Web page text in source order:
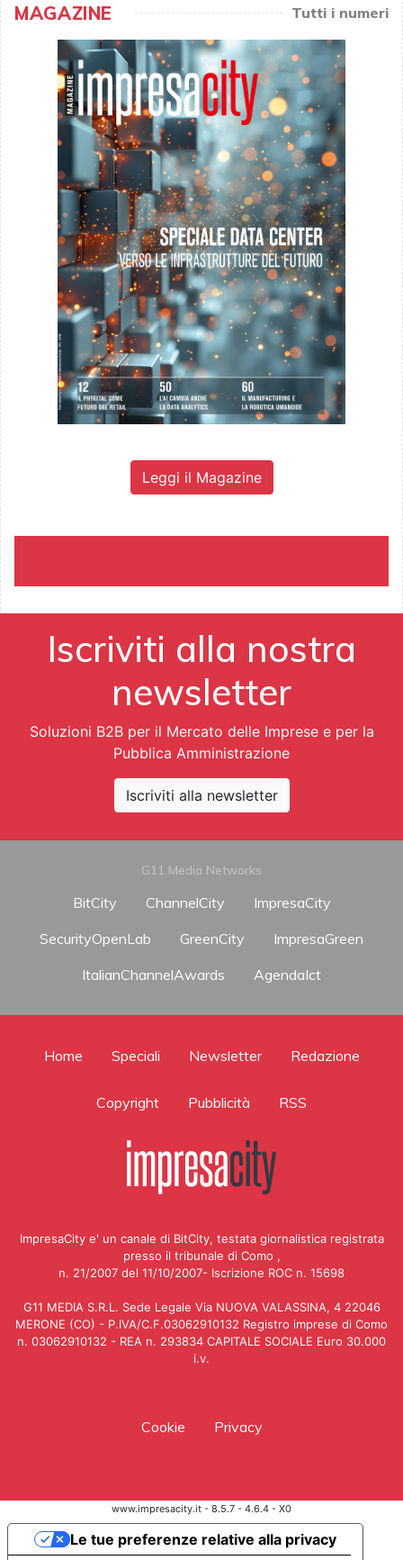
MAGAZINE Tutti i numeri
Leggi il Magazine
Iscriviti alla nostra
newsletter
Soluzioni B2B per il Mercato delle Imprese e per la
Pubblica Amministrazione
Iscriviti alla newsletter
G11 Media Networks
BitCity ChannelCity
ImpresaCity
SecurityOpenLab
GreenCity
ImpresaGreen
ItalianChannelAwards
AgendaIct
Home Speciali Newsletter Redazione
Copyright Pubblicità RSS
ImpresaCity e' un canale di BitCity, testata giornalistica registrata
presso il tribunale di Como ,
n. 21/2007 del 11/10/2007- Iscrizione ROC n. 15698
G11 MEDIA S.R.L. Sede Legale Via NUOVA VALASSINA, 4 22046
MERONE (CO) - P.IVA/C.F.03062910132 Registro imprese di Como
n. 03062910132 - REA n. 293834 CAPITALE SOCIALE Euro 30.000
i.v.
Cookie Privacy
www.impresacity.it - 8.5.7 - 4.6.4 - X0
Le tue preferenze relative alla privacy